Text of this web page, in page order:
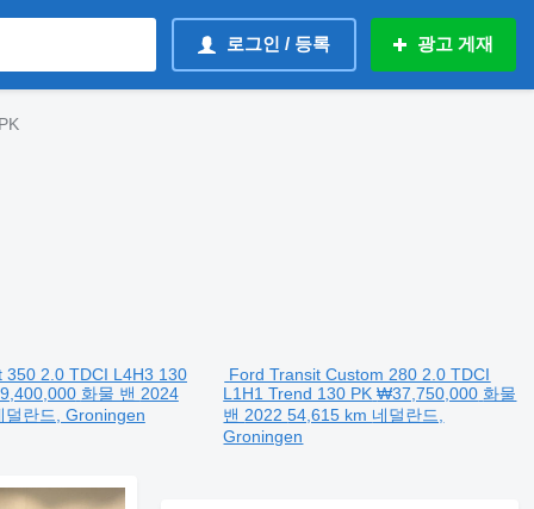
로그인 / 등록 광고 게재
350 2.0 TDCI L4H3 130
화물 밴 2024
덜란드, Groningen
Ford Transit Custom 280 2.0 TDCI
L1H1 Trend 130 PK ₩37,750,000 화물
밴 202254,615 km 네덜란드,
Groningen